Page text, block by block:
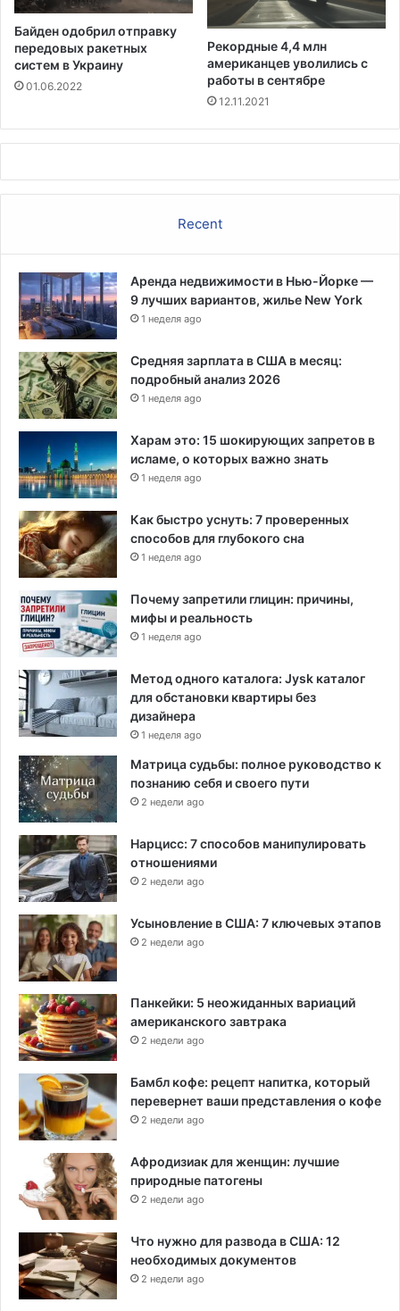
н
и
Байден одобрил отправку
передовых ракетных
систем в Украину
01.06.2022
Рекордные 4,4 млн
американцев уволились с
работы в сентябре
12.11.2021
Recent
Аренда недвижимости в Нью-Йорке —
9 лучших вариантов, жилье New York
1 неделя ago
Средняя зарплата в США в месяц:
подробный анализ 2026
1 неделя ago
Харам это: 15 шокирующих запретов в
исламе, о которых важно знать
1 неделя ago
Как быстро уснуть: 7 проверенных
способов для глубокого сна
1 неделя ago
Почему запретили глицин: причины,
мифы и реальность
1 неделя ago
Метод одного каталога: Jysk каталог
для обстановки квартиры без
дизайнера
1 неделя ago
Матрица судьбы: полное руководство к
познанию себя и своего пути
2 недели ago
Нарцисс: 7 способов манипулировать
отношениями
2 недели ago
Усыновление в США: 7 ключевых этапов
2 недели ago
Панкейки: 5 неожиданных вариаций
американского завтрака
2 недели ago
Бамбл кофе: рецепт напитка, который
перевернет ваши представления о кофе
2 недели ago
Афродизиак для женщин: лучшие
природные патогены
2 недели ago
Что нужно для развода в США: 12
необходимых документов
2 недели ago